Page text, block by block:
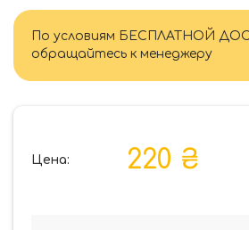
По условиям БЕСПЛАТНОЙ
обращайтесь к менеджеру
Цена: 220 ₴